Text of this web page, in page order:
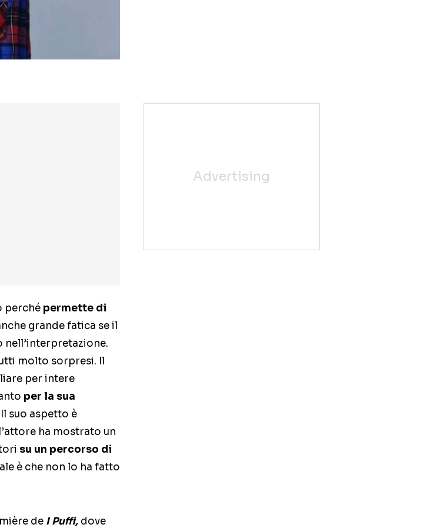
perché permette di
grande fatica se il
nell’interpretazione.
molto sorpresi. Il
per intere
per la sua
suo aspetto è
ha mostrato un
su un percorso di
è che non lo ha fatto
de I Puffi, dove